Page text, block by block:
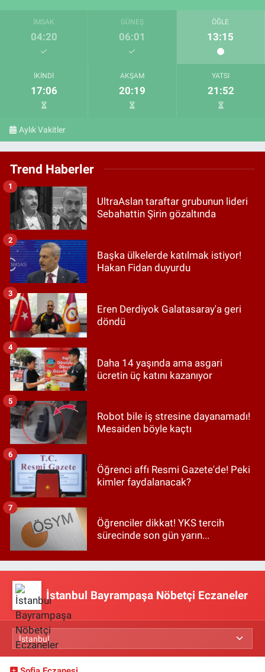
İMSAK
04:20
GÜNEŞ
06:01
ÖĞLE
13:15
İKINDI
17:06
AKŞAM
20:19
YATSI
21:52
Aylık Vakitler
Trend Haberler
UltraAslan taraftar grubunun lideri
Sebahattin Şirin gözaltında
1
Başka ülkelerde katılmak istiyor!
Hakan Fidan duyurdu
2
Eren Derdiyok Galatasaray'a geri
döndü
3
Daha 14 yaşında ama asgari
ücretin üç katını kazanıyor
4
Robot bile iş stresine dayanamadı!
Mesaiden böyle kaçtı
5
Öğrenci affı Resmi Gazete'de! Peki
kimler faydalanacak?
6
Öğrenciler dikkat! YKS tercih
sürecinde son gün yarın...
7
İstanbul Bayrampaşa Nöbetçi Eczaneler